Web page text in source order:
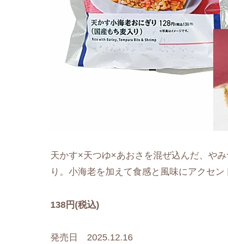
天かす×天つゆ×あおさを混ぜ込んだ、や
り。小海老を加えて食感と風味にアクセン
138円(税込)
発売日 2025.12.16